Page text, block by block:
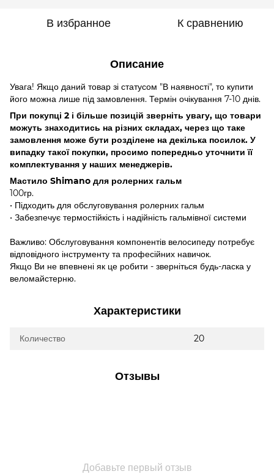
В избранное К сравнению
Описание
Увага! Якщо даний товар зі статусом "В наявності", то купити
його можна лише під замовлення. Термін очікування 7-10 днів.
При покупці 2 і більше позицій зверніть увагу, що товари
можуть знаходитись на різних складах, через що таке
замовлення може бути розділене на декілька посилок. У
випадку такої покупки, просимо попередньо уточнити її
комплектування у наших менеджерів.
Мастило Shimano для ролерних гальм
100гр.
• Підходить для обслуговування ролерних гальм
• Забезпечує термостійкість і надійність гальмівної системи
Важливо: Обслуговування компонентів велосипеду потребує
відповідного інструменту та професійних навичок.
Якщо Ви не впевнені як це робити - зверніться будь-ласка у
веломайстерню.
Характеристики
Количество 20
Отзывы
Добавьте первый отзыв